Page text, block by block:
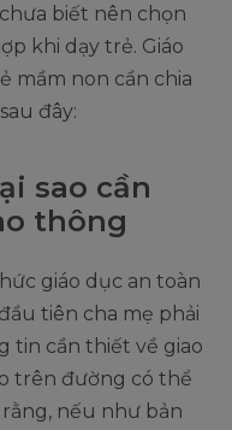
biết nên chọn
khi dạy trẻ. Giáo
mầm non cần chia
đây:
sao cần
thông
giáo dục an toàn
tiên cha mẹ phải
tin cần thiết về giao
trên đường có thể
nếu như bản